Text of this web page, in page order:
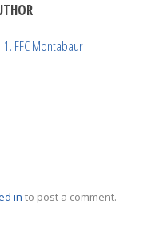
1. FFC Montabaur
in to post a comment.